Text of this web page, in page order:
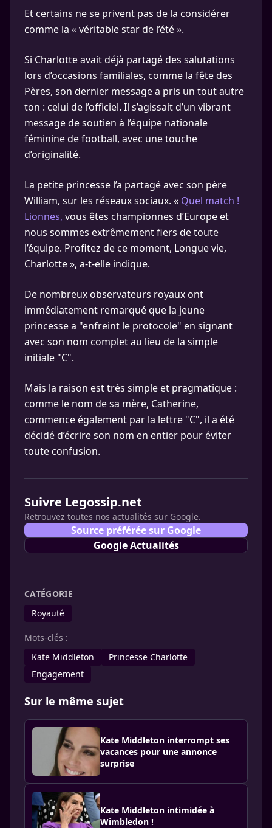
Et certains ne se privent pas de la considérer
comme la « véritable star de l’été ».
Si Charlotte avait déjà partagé des salutations
lors d’occasions familiales, comme la fête des
Pères, son dernier message a pris un tout autre
ton : celui de l’officiel. Il s’agissait d’un vibrant
message de soutien à l’équipe nationale
féminine de football, avec une touche
d’originalité.
La petite princesse l’a partagé avec son père
William, sur les réseaux sociaux. « Quel match !
Lionnes, vous êtes championnes d’Europe et
nous sommes extrêmement fiers de toute
l’équipe. Profitez de ce moment, Longue vie,
Charlotte », a-t-elle indique.
De nombreux observateurs royaux ont
immédiatement remarqué que la jeune
princesse a "enfreint le protocole" en signant
avec son nom complet au lieu de la simple
initiale "C".
Mais la raison est très simple et pragmatique :
comme le nom de sa mère, Catherine,
commence également par la lettre "C", il a été
décidé d’écrire son nom en entier pour éviter
toute confusion.
Suivre Legossip.net
Retrouvez toutes nos actualités sur Google.
Source préférée sur Google
Google Actualités
CATÉGORIE
Royauté
Mots-clés :
Kate Middleton
Princesse Charlotte
Engagement
Sur le même sujet
Kate Middleton interrompt ses
vacances pour une annonce
surprise
Kate Middleton intimidée à
Wimbledon !